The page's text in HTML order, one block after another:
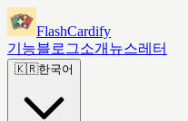
FlashCardify
기능블로그소개 뉴스레터
🇰🇷한국어